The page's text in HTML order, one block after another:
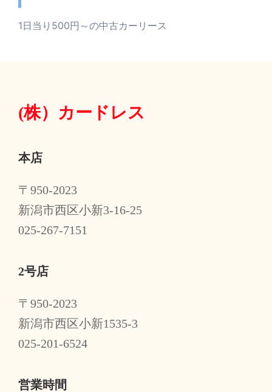
1日当り500円～の中古カーリース
(株） カードレス
本店
〒950-2023
新潟市西区小新3-16-25
025-267-7151
2号店
〒950-2023
新潟市西区小新1535-3
025-201-6524
営業時間